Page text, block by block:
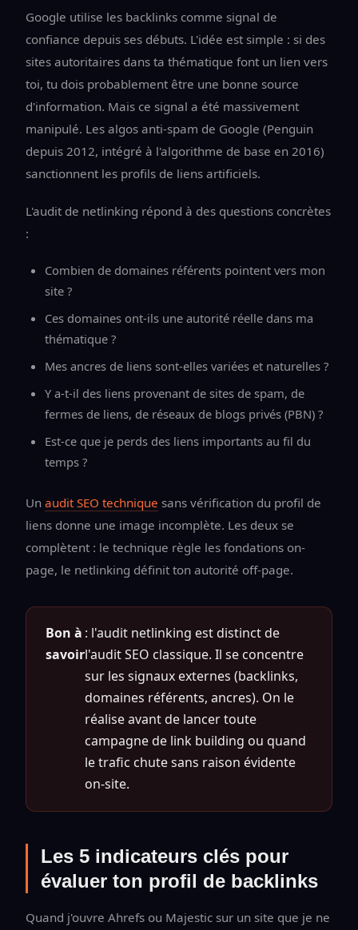
Google utilise les backlinks comme signal de
confiance depuis ses débuts. L'idée est simple : si des
sites autoritaires dans ta thématique font un lien vers
toi, tu dois probablement être une bonne source
d'information. Mais ce signal a été massivement
manipulé. Les algos anti-spam de Google (Penguin
depuis 2012, intégré à l'algorithme de base en 2016)
sanctionnent les profils de liens artificiels.
L'audit de netlinking répond à des questions concrètes
:
Combien de domaines référents pointent vers mon
site ?
Ces domaines ont-ils une autorité réelle dans ma
thématique ?
Mes ancres de liens sont-elles variées et naturelles ?
Y a-t-il des liens provenant de sites de spam, de
fermes de liens, de réseaux de blogs privés (PBN) ?
Est-ce que je perds des liens importants au fil du
temps ?
Un audit SEO technique sans vérification du profil de
liens donne une image incomplète. Les deux se
complètent : le technique règle les fondations on-
page, le netlinking définit ton autorité off-page.
Bon à
savoir
: l'audit netlinking est distinct de
l'audit SEO classique. Il se concentre
sur les signaux externes (backlinks,
domaines référents, ancres). On le
réalise avant de lancer toute
campagne de link building ou quand
le trafic chute sans raison évidente
on-site.
Les 5 indicateurs clés pour
évaluer ton profil de backlinks
Quand j'ouvre Ahrefs ou Majestic sur un site que je ne